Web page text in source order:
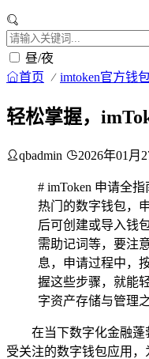
昼/夜
首页 imtoken官方钱
轻松掌握，
qbadmin 2026年01月
# imToken 申请全
热门的数字钱包，
后可创建或导入钱
需助记词等，要注
息，申请过程中，
握这些步骤，就能
字资产存储与管理之
在当下数字化金融蓬
受关注的数字钱包应用